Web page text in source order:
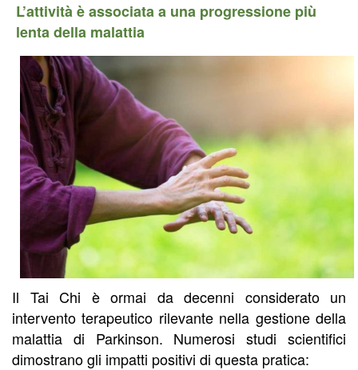
L’attività è associata a una progressione più
lenta della malattia
Il Tai Chi è ormai da decenni considerato un
intervento terapeutico rilevante nella gestione della
malattia di Parkinson. Numerosi studi scientifici
dimostrano gli impatti positivi di questa pratica: